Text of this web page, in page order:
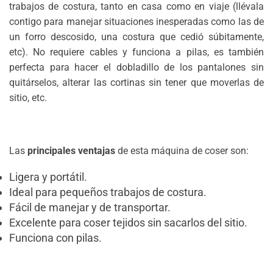
trabajos de costura, tanto en casa como en viaje (llévala
contigo para manejar situaciones inesperadas como las de
un forro descosido, una costura que cedió súbitamente,
etc). No requiere cables y funciona a pilas, es también
perfecta para hacer el dobladillo de los pantalones sin
quitárselos, alterar las cortinas sin tener que moverlas de
sitio, etc.
Las principales ventajas de esta máquina de coser son:
Ligera y portátil.
Ideal para pequeños trabajos de costura.
Fácil de manejar y de transportar.
Excelente para coser tejidos sin sacarlos del sitio.
Funciona con pilas.